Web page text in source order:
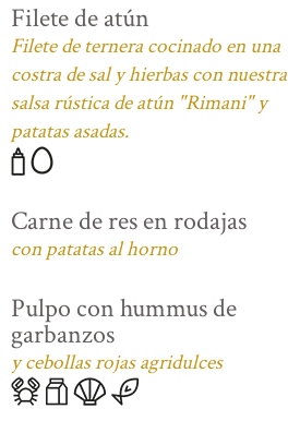
Filete de atún
Filete de ternera cocinado en una
costra de sal y hierbas con nuestra
salsa rústica de atún "Rimani" y
patatas asadas.
Carne de res en rodajas
con patatas al horno
Pulpo con hummus de
garbanzos
y cebollas rojas agridulces